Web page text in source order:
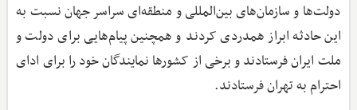
دولت‌ها و سازمان‌های بین‌المللی و منطقه‌ای سراسر جهان نسبت به
این حادثه ابراز همدردی کردند و همچنین پیام‌هایی برای دولت و
ملت ایران فرستادند و برخی از کشورها نمایندگان خود را برای ادای
احترام به تهران فرستادند.